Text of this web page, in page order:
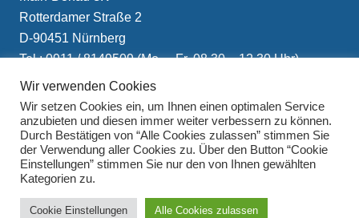
Rotterdamer Straße 2
D-90451 Nürnberg
Tel.: 0911 / 8149509 (Mo. – Fr. 08.30 – 12.30 Uhr)
E-Mail: info(at)schifffahrtsverein.de
Impressum
Wir verwenden Cookies
Wir setzen Cookies ein, um Ihnen einen optimalen Service
anzubieten und diesen immer weiter verbessern zu können.
Durch Bestätigen von “Alle Cookies zulassen” stimmen Sie
der Verwendung aller Cookies zu. Über den Button “Cookie
Einstellungen” stimmen Sie nur den von Ihnen gewählten
Kategorien zu.
Cookie Einstellungen Alle Cookies zulassen